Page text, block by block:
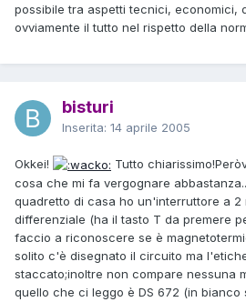
possibile tra aspetti tecnici, economici,
ovviamente il tutto nel rispetto della
bisturi
Inserita: 14 aprile 2005
Okkei!
Tutto
cosa che mi fa vergognare
quadretto di casa ho un'interruttore a 2
differenziale (ha il tasto T da premere
faccio a riconoscere se è
solito c'è disegnato il circuito ma
staccato;inoltre non compare nessuna
quello che ci leggo è DS 672 (in bianco